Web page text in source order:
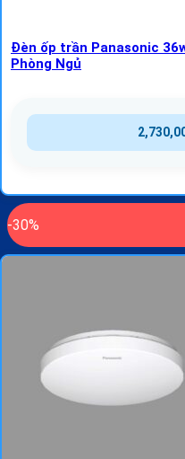
Đèn ốp trần Panasonic
Phòng Ngủ
-30%